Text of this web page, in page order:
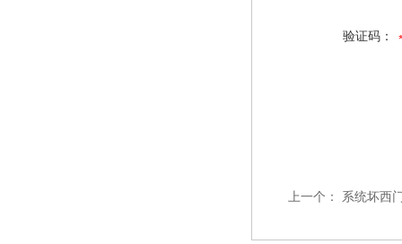
验证码：
上一个： 系统坏西